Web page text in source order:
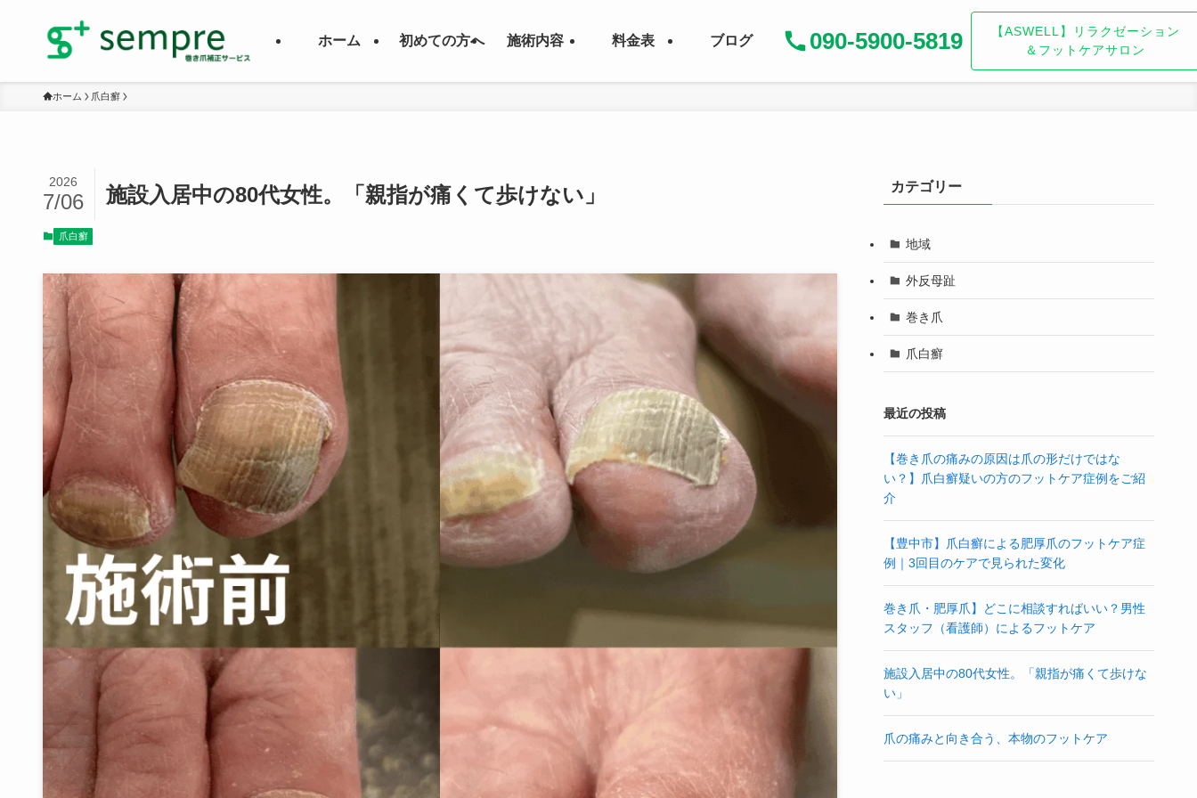
ホーム 初めての方へ 施術内容 料金表 ブログ 090-5900-5819
【ASWELL】リラクゼーション
＆フットケアサロン
ホーム 爪白癬
施設入居中の80代女性。「親指が痛くて歩けない」
2026
7/06
爪白癬
カテゴリー
地域
外反母趾
巻き爪
爪白癬
最近の投稿
【巻き爪の痛みの原因は爪の形だけではな
い？】爪白癬疑いの方のフットケア症例をご紹
介
【豊中市】爪白癬による肥厚爪のフットケア症
例｜3回目のケアで見られた変化
巻き爪・肥厚爪】どこに相談すればいい？男性
スタッフ（看護師）によるフットケア
施設入居中の80代女性。「親指が痛くて歩けな
い」
爪の痛みと向き合う、本物のフットケア